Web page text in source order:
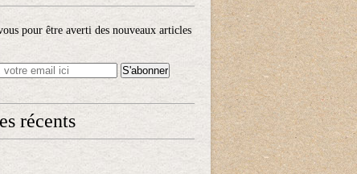
pour être averti des nouveaux articles
récents